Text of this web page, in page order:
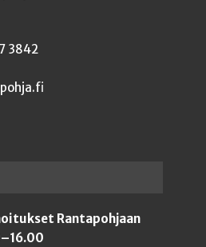
3842
Rantapohjaan